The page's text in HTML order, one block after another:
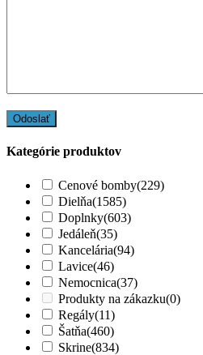
Kategórie produktov
Cenové bomby(229)
Dielňa(1585)
Doplnky(603)
Jedáleň(35)
Kancelária(94)
Lavice(46)
Nemocnica(37)
Produkty na zákazku(0)
Regály(11)
Šatňa(460)
Skrine(834)